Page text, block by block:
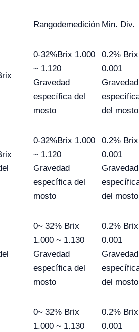
Rangodemedición Min. Div.
0-32%Brix 1.000
~ 1.120
Gravedad
específica del
mosto
0.2% Brix
0.001
Gravedad
del mosto
0-32%Brix 1.000
~ 1.120
Gravedad
específica del
mosto
0.2% Brix
0.001
Gravedad
del mosto
0~ 32% Brix
1.000 ~ 1.130
Gravedad
específica del
mosto
0.2% Brix
0.001
Gravedad
del mosto
0~ 32% Brix
1.000 ~ 1.130
0.2% Brix
0.001